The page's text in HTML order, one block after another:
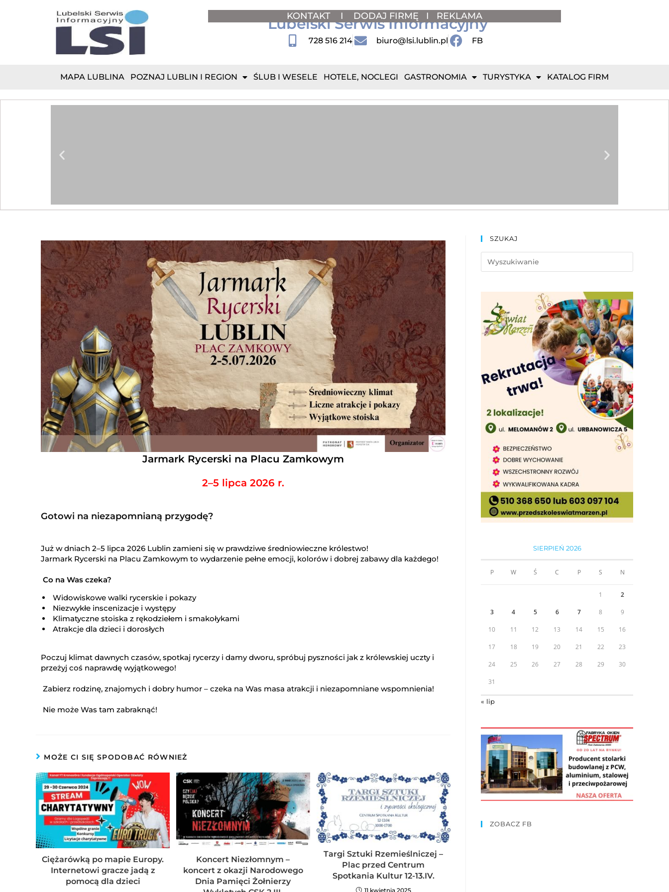
KONTAKT I DODAJ FIRMĘ I REKLAMA
Lubelski Serwis Informacyjny
728 516 214 biuro@lsi.lublin.pl FB
MAPA LUBLINA POZNAJ LUBLIN I REGION ŚLUB I WESELE HOTELE, NOCLEGI GASTRONOMIA TURYSTYKA KATALOG FIRM
Jarmark Rycerski na Placu Zamkowym
2–5 lipca 2026 r.
Gotowi na niezapomnianą przygodę?
Już w dniach 2–5 lipca 2026 Lublin zamieni się w prawdziwe średniowieczne królestwo!
Jarmark Rycerski na Placu Zamkowym to wydarzenie pełne emocji, kolorów i dobrej zabawy dla każdego!
Co na Was czeka?
Widowiskowe walki rycerskie i pokazy
Niezwykłe inscenizacje i występy
Klimatyczne stoiska z rękodziełem i smakołykami
Atrakcje dla dzieci i dorosłych
Poczuj klimat dawnych czasów, spotkaj rycerzy i damy dworu, spróbuj pyszności jak z królewskiej uczty i
przeżyj coś naprawdę wyjątkowego!
Zabierz rodzinę, znajomych i dobry humor – czeka na Was masa atrakcji i niezapomniane wspomnienia!
Nie może Was tam zabraknąć!
MOŻE CI SIĘ SPODOBAĆ RÓWNIEŻ
Ciężarówką po mapie Europy.
Internetowi gracze jadą z
pomocą dla dzieci
Koncert Niezłomnym –
koncert z okazji Narodowego
Dnia Pamięci Żołnierzy
Targi Sztuki Rzemieślniczej –
Plac przed Centrum
Spotkania Kultur 12-13.IV.
11 kwietnia 2025
SZUKAJ
SIERPIEŃ 2026
P W Ś C P S N
1 2
3 4 5 6 7 8 9
10 11 12 13 14 15 16
17 18 19 20 21 22 23
24 25 26 27 28 29 30
31
« lip
ZOBACZ FB